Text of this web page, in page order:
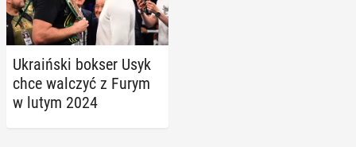
Ukra­iń­ski bokser Usyk
chce walczyć z Furym
w lutym 2024